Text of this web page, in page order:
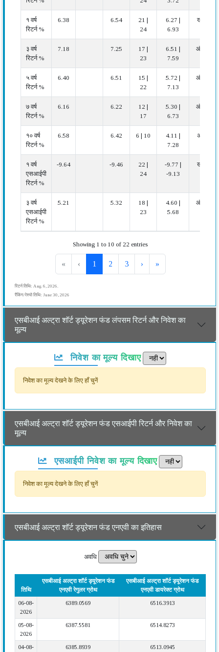
१ वर्ष
रिटर्न %
6.38 6.54
21 |
24
6.27 |
6.93
खराब
३ वर्ष
रिटर्न %
7.18 7.25
17 |
23
6.51 |
7.59
औसत
५ वर्ष
रिटर्न %
6.40 6.51
15 |
22
5.72 |
7.13
औसत
७ वर्ष
रिटर्न %
6.16 6.22
12 |
17
5.30 |
6.73
औसत
१० वर्ष
रिटर्न %
6.58 6.42 6 | 10
4.11 |
7.28
अच्छा
१ वर्ष
एसआईपी
रिटर्न %
-9.64 -9.46
22 |
24
-9.77 |
-9.13
खराब
३ वर्ष
एसआईपी
रिटर्न %
5.21 5.32
18 |
23
4.60 |
5.68
औसत
Showing 1 to 10 of 22 entries
« ‹ 1 2 3 › »
रिटर्न तिथि: Aug. 6, 2026.
रैंकिंग/रेश्यो तिथि: June 30, 2026
एसबीआई अल्ट्रा शॉर्ट ड्यूरेशन फंड लंपसम रिटर्न और निवेश का
मूल्य
निवेश का मूल्य दिखाए
निवेश का मूल्य देखने के लिए हाँ चुनें
एसबीआई अल्ट्रा शॉर्ट ड्यूरेशन फंड एसआईपी रिटर्न और निवेश का
मूल्य
एसआईपी निवेश का मूल्य दिखाए
निवेश का मूल्य देखने के लिए हाँ चुनें
एसबीआई अल्ट्रा शॉर्ट ड्यूरेशन फंड एनएवी का इतिहास
अवधि
तिथि
एसबीआई अल्ट्रा शॉर्ट ड्यूरेशन फंड
एनएवी रेगुलर ग्रोथ
एसबीआई अल्ट्रा शॉर्ट ड्यूरेशन फंड
एनएवी डायरेक्ट ग्रोथ
06-08-
2026
6389.0569 6516.3913
05-08-
2026
6387.5581 6514.8273
04-08-
6385.8939 6513.0945